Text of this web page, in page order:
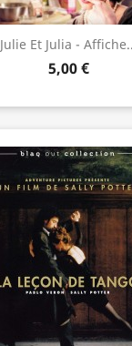
Julie Et Julia -
5,00 €